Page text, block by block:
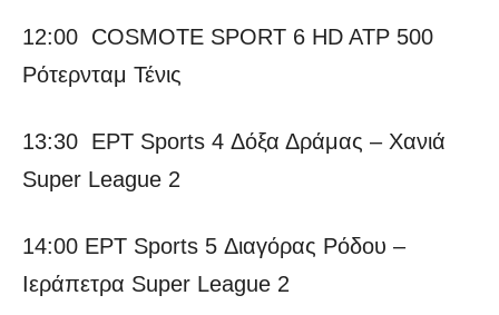
12:00 COSMOTE SPORT 6 HD ATP 500
Ρότερνταμ Τένις
13:30 ΕΡΤ Sports 4 Δόξα Δράμας – Χανιά
Super League 2
14:00 ΕΡΤ Sports 5 Διαγόρας Ρόδου –
Ιεράπετρα Super League 2